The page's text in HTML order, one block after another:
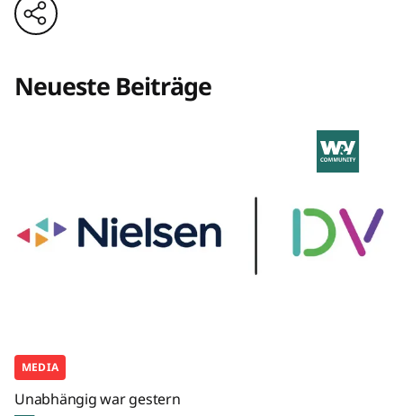
Neueste Beiträge
MEDIA
Unabhängig war gestern